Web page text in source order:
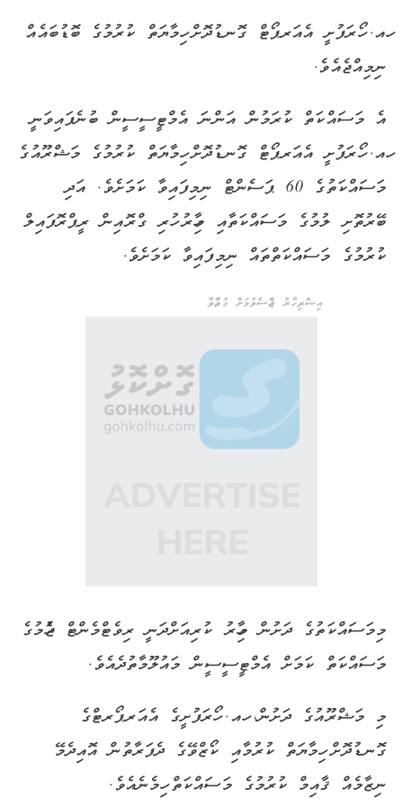
ހއ. ހޯރަފުށީ އެއަރޕޯޓް ގޮނޑުދޮށް ހިމާޔަތް ކުރުމުގެ ބޮޑުބައެއް
ނިމިއްޖެއެވެ.
އެ މަސައްކަތް ކުރަމުން އަންނަ އެމްޓީސީސީން ބުނެފައިވަނީ
ހއ. ހޯރަފުށީ އެއަރޕޯޓް ގޮނޑުދޮށް ހިމާޔަތް ކުރުމުގެ މަޝްރޫއުގެ
މަސައްކަތުގެ 60 ޕަސެންޓް ނިމިފައިވާ ކަމަށެވެ. އަދި
ބޭރުތޮށި ލުމުގެ މަސައްކަތާއި މިހާރު ހުރި ގްރޮއިން ރީޕްރޮފައިލް
ކުރުމުގެ މަސައްކަތްތައް ނިމިފައިވާ ކަމަށެވެ.
އިޝްތިހާރު ޖެއްސެވުމަށް ގުޅުއްވާ
މިމަސައްކަތުގެ ދަށުން މިހާރު ކުރިއަށްދަނީ ރިވެޓްމެންޓް ޖެހުމުގެ
މަސައްކަތް ކަމަށް އެމްޓީސީސީން މައުލޫމާތުދެއެވެ.
މި މަޝްރޫއުގެ ދަށުން، ހއ. ހޯރަފުށީގެ އެއަރޕޯރޓްގެ
ގޮނޑުދޮށް ހިމާޔަތް ކުރުމާއި ކޯޒްވޭގެ ދެފަރާތުން އޮއިދެމޭ
ނިޒާމެއް ޤާއިމް ކުރުމުގެ މަސައްކަތް ހިމެނެއެވެ.